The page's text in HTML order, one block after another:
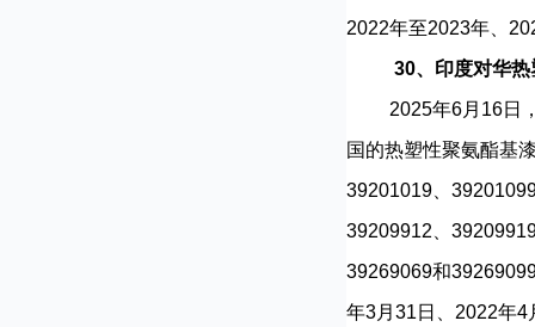
2022年至2023年、
30、印度对华
2025年6月16日，
国的热塑性聚氨酯基
39201019、
39209912、
39269069和
年3月31日、2022年